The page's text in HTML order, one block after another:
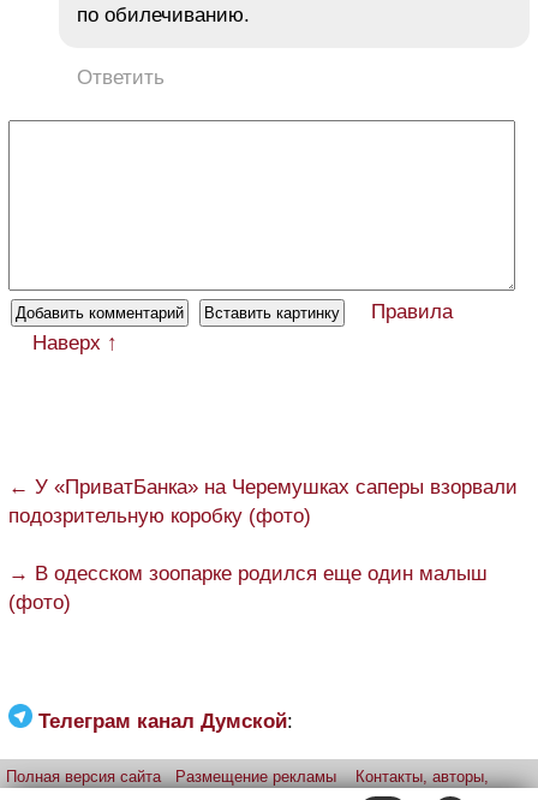
по обилечиванию.
Ответить
Правила
Наверх ↑
← У «ПриватБанка» на Черемушках саперы взорвали
подозрительную коробку (фото)
→ В одесском зоопарке родился еще один малыш
(фото)
Телеграм канал Думской:
Полная версия сайта Размещение рекламы
Контакты, авторы,